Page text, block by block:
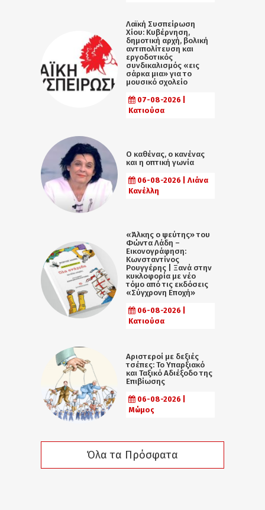
Λαϊκή Συσπείρωση
Χίου: Κυβέρνηση,
δημοτική αρχή, βολική
αντιπολίτευση και
εργοδοτικός
συνδικαλισμός «εις
σάρκα μια» για το
μουσικό σχολείο
07-08-2026 |
Κατιούσα
Ο καθένας, ο κανένας
και η οπτική γωνία
06-08-2026 | Λιάνα
Κανέλλη
«Άλκης ο ψεύτης» του
Φώντα Λάδη –
Εικονογράφηση:
Κωνσταντίνος
Ρουγγέρης | Ξανά στην
κυκλοφορία με νέο
τόμο από τις εκδόσεις
«Σύγχρονη Εποχή»
06-08-2026 |
Κατιούσα
Αριστεροί με δεξιές
τσέπες: Το Υπαρξιακό
και Ταξικό Αδιέξοδο της
Επιβίωσης
06-08-2026 |
Μώμος
Όλα τα Πρόσφατα